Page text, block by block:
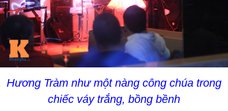
Hương Tràm như một nàng công chúa trong
chiếc váy trắng, bồng bềnh